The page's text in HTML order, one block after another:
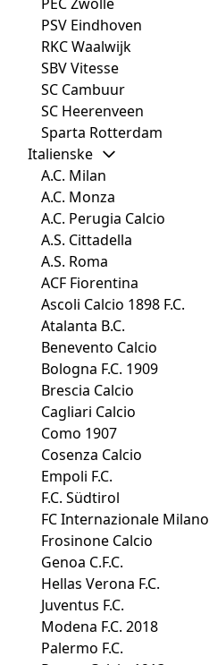
PSV Eindhoven
RKC Waalwijk
SBV Vitesse
SC Cambuur
SC Heerenveen
Sparta Rotterdam
Italienske
A.C. Milan
A.C. Monza
A.C. Perugia Calcio
A.S. Cittadella
A.S. Roma
ACF Fiorentina
Ascoli Calcio 1898 F.C.
Atalanta B.C.
Benevento Calcio
Bologna F.C. 1909
Brescia Calcio
Cagliari Calcio
Como 1907
Cosenza Calcio
Empoli F.C.
F.C. Südtirol
FC Internazionale Milano
Frosinone Calcio
Genoa C.F.C.
Hellas Verona F.C.
Juventus F.C.
Modena F.C. 2018
Palermo F.C.